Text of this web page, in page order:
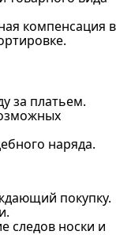
компенсация в
за платьем.
наряда.
покупку.
следов носки и